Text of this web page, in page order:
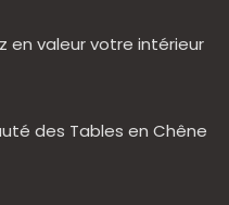
en valeur votre intérieur
des Tables en Chêne